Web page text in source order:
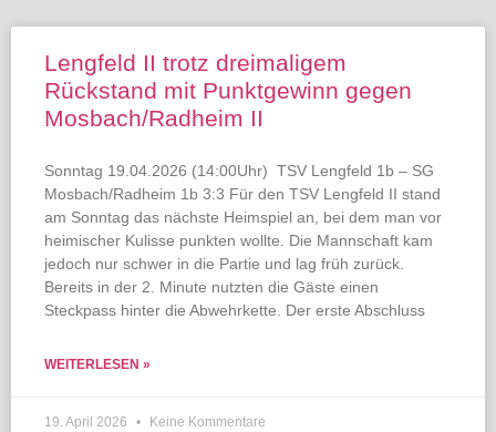
Lengfeld II trotz dreimaligem
Rückstand mit Punktgewinn gegen
Mosbach/Radheim II
Sonntag 19.04.2026 (14:00Uhr) TSV Lengfeld 1b – SG
Mosbach/Radheim 1b 3:3 Für den TSV Lengfeld II stand
am Sonntag das nächste Heimspiel an, bei dem man vor
heimischer Kulisse punkten wollte. Die Mannschaft kam
jedoch nur schwer in die Partie und lag früh zurück.
Bereits in der 2. Minute nutzten die Gäste einen
Steckpass hinter die Abwehrkette. Der erste Abschluss
WEITERLESEN »
19. April 2026 Keine Kommentare